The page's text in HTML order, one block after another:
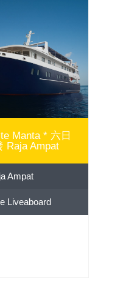
Manta * 六日
Raja Ampat
Ampat
Liveaboard